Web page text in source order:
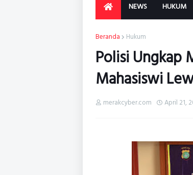
NEWS HUKUM
Beranda Hukum
Polisi Ungkap
Mahasiswi
merakcyber.com April 21,